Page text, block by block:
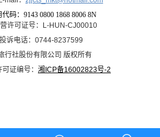
码： 9143 0800 1868 8006 8N
许可证号：L-HUN-CJ00010
诉电话：0744-8237599
行社股份有限公司 版权所有
证编号： 湘ICP备16002823号-2